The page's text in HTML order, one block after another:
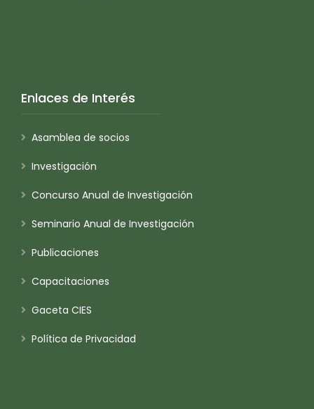
Enlaces de Interés
Asamblea de socios
Investigación
Concurso Anual de Investigación
Seminario Anual de Investigación
Publicaciones
Capacitaciones
Gaceta CIES
Política de Privacidad